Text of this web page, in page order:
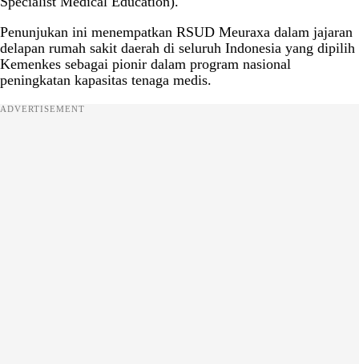
Penunjukan ini menempatkan RSUD Meuraxa dalam jajaran
delapan rumah sakit daerah di seluruh Indonesia yang dipilih
Kemenkes sebagai pionir dalam program nasional
peningkatan kapasitas tenaga medis.
ADVERTISEMENT